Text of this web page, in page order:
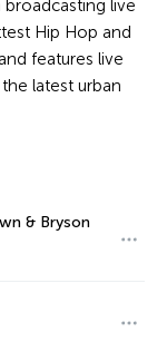
live
Hip Hop and
features live
latest urban
& Bryson